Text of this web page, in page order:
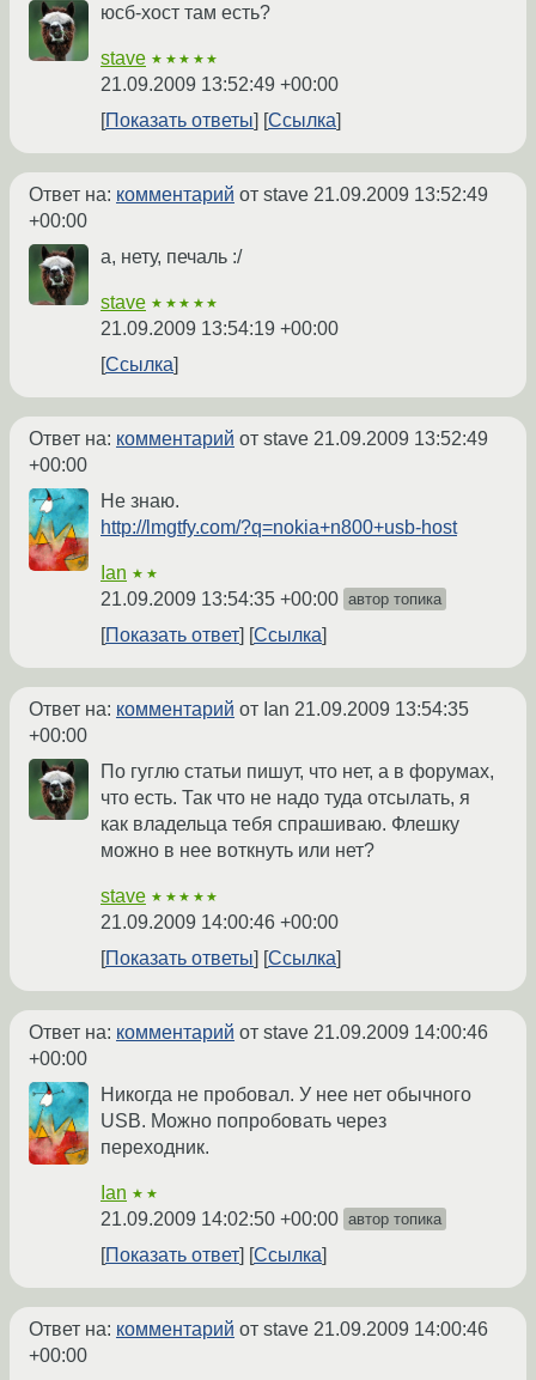
юсб-хост там есть?
stave ★★★★★
21.09.2009 13:52:49 +00:00
Показать ответы
Ссылка
Ответ на: комментарий от stave 21.09.2009 13:52:49
+00:00
а, нету, печаль :/
stave ★★★★★
21.09.2009 13:54:19 +00:00
Ссылка
Ответ на: комментарий от stave 21.09.2009 13:52:49
+00:00
Не знаю.
http://lmgtfy.com/?q=nokia+n800+usb-host
Ian ★★
21.09.2009 13:54:35 +00:00 автор топика
Показать ответ Ссылка
Ответ на: комментарий от Ian 21.09.2009 13:54:35
+00:00
По гуглю статьи пишут, что нет, а в форумах,
что есть. Так что не надо туда отсылать, я
как владельца тебя спрашиваю. Флешку
можно в нее воткнуть или нет?
stave ★★★★★
21.09.2009 14:00:46 +00:00
Показать ответы
Ссылка
Ответ на: комментарий от stave 21.09.2009 14:00:46
+00:00
Никогда не пробовал. У нее нет обычного
USB. Можно попробовать через
переходник.
Ian ★★
21.09.2009 14:02:50 +00:00 автор топика
Показать ответ Ссылка
Ответ на: комментарий от stave 21.09.2009 14:00:46
+00:00